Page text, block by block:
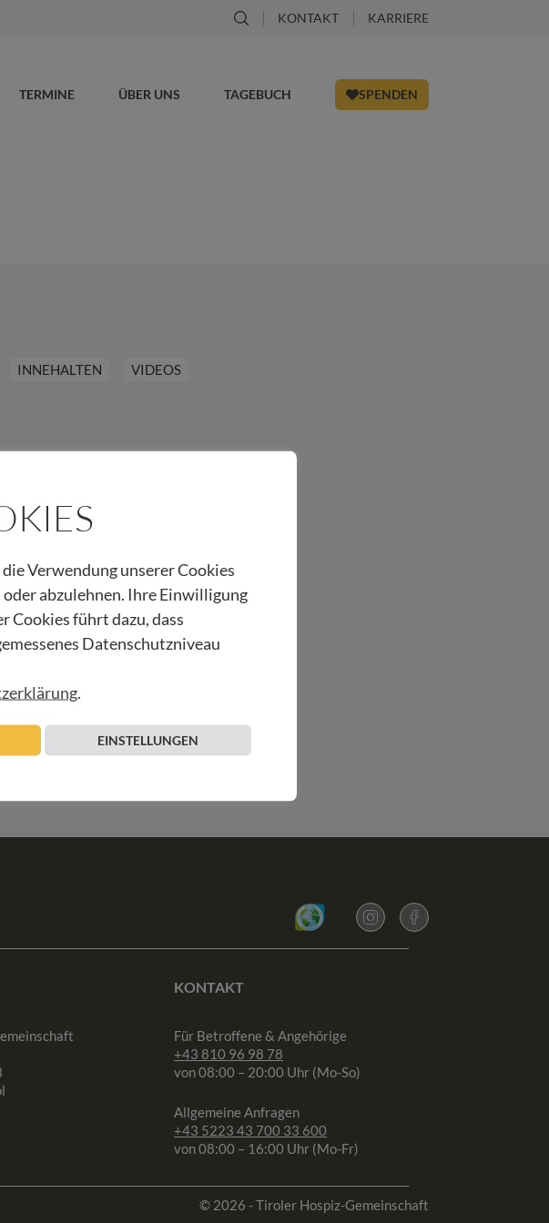
KONTAKT KARRIERE
TERMINE ÜBER UNS TAGEBUCH SPENDEN
INNEHALTEN VIDEOS
KONTAKT
Für Betroffene & Angehörige
+43 810 96 98 78
von 08:00 – 20:00 Uhr (Mo-So)
Allgemeine Anfragen
+43 5223 43 700 33 600
von 08:00 – 16:00 Uhr (Mo-Fr)
© 2026 - Tiroler Hospiz-Gemeinschaft
Verwendung unserer Cookies
oder abzulehnen. Ihre Einwilligung
Cookies führt dazu, dass
Datenschutzniveau
.
EINSTELLUNGEN